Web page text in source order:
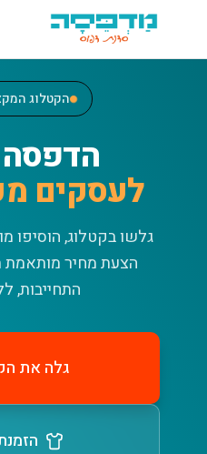
דלג לתוכן הראשי
הקטלוג
הדפסה
לעסקים
גלשו בקטלוג, הוסיפו
הצעת מחיר מותאמת
התחייבות,
גלה את